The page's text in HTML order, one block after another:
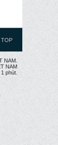
NAM.
NAM
phút.